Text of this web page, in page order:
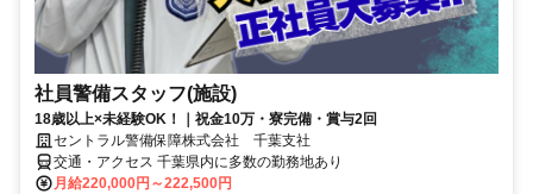
社員警備スタッフ(施設)
18歳以上×未経験OK！｜祝金10万・寮完備・賞与2回
セントラル警備保障株式会社 千葉支社
交通・アクセス 千葉県内に多数の勤務地あり
月給220,000円～222,500円